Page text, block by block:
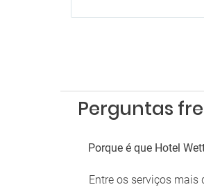
Perguntas
Porque é que Hotel
Entre os serviços mais